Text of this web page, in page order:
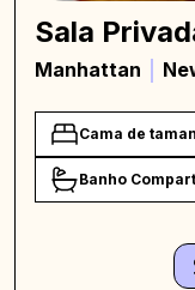
Sala
Manhattan
Cama de
Banho